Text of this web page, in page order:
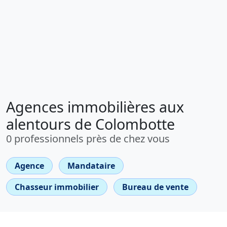
Agences immobilières aux
alentours de Colombotte
0 professionnels près de chez vous
Agence
Mandataire
Chasseur immobilier
Bureau de vente